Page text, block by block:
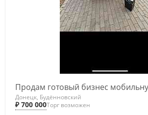
Продам готовый бизнес
Донецк, Будённовский
₽ 700 000Торг возможен